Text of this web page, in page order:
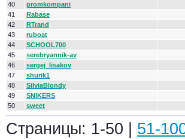
40
promkompani
41
Rabase
42
RTrand
43
ruboat
44
SCHOOL700
45
serebryannik-av
46
sergej_lisakov
47
shurik1
48
SilviaBlondy
49
SNIKERS
50
sweet
Страницы: 1-50 | 51-